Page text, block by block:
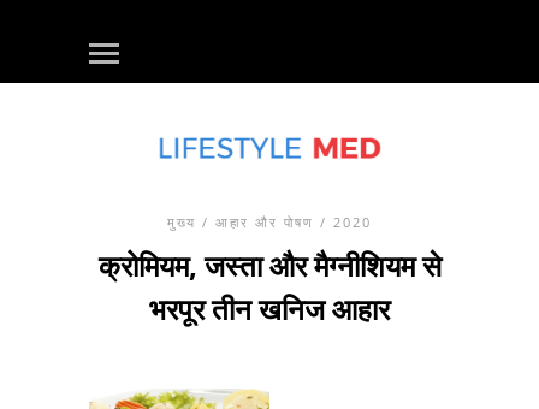
मुख्य / आहार और पोषण / 2020
क्रोमियम, जस्ता और मैग्नीशियम से
भरपूर तीन खनिज आहार